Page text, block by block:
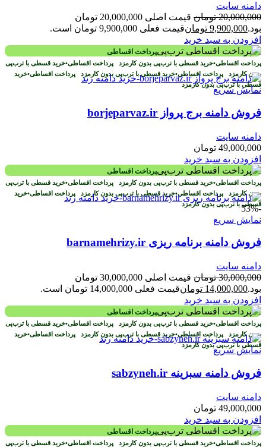
دامنه سایت
20,000,000 تومان
قیمت اصلی 20,000,000 تومان
بود.9,900,000 تومانقیمت فعلی 9,900,000 تومان است.
افزودن به سبد خرید
پرداخت اقساطی
پرداخت اقساطی•خرید قسطی با ترب‌پی بدون کارمزد پرداخت اقساطی•خرید قسطی با ترب‌پی
بدون کارمزد پرداخت اقساطی•خرید قسطی با ترب‌پی بدون کارمزد پرداخت اقساطی•خرید
قسطی با ترب‌پی بدون کارمزد
نمایش سریع
فروش دامنه برج پرواز borjeparvaz.ir
دامنه سایت
49,000,000 تومان
افزودن به سبد خرید
پرداخت اقساطی
پرداخت اقساطی•خرید قسطی با ترب‌پی بدون کارمزد پرداخت اقساطی•خرید قسطی با ترب‌پی
بدون کارمزد پرداخت اقساطی•خرید قسطی با ترب‌پی بدون کارمزد پرداخت اقساطی•خرید
قسطی با ترب‌پی بدون کارمزد
-53%
نمایش سریع
فروش دامنه برنامه ریزی barnamehrizy.ir
دامنه سایت
30,000,000 تومان
قیمت اصلی 30,000,000 تومان
بود.14,000,000 تومانقیمت فعلی 14,000,000 تومان است.
افزودن به سبد خرید
پرداخت اقساطی
پرداخت اقساطی•خرید قسطی با ترب‌پی بدون کارمزد پرداخت اقساطی•خرید قسطی با ترب‌پی
بدون کارمزد پرداخت اقساطی•خرید قسطی با ترب‌پی بدون کارمزد پرداخت اقساطی•خرید
قسطی با ترب‌پی بدون کارمزد
نمایش سریع
فروش دامنه سبزینه sabzyneh.ir
دامنه سایت
49,000,000 تومان
افزودن به سبد خرید
پرداخت اقساطی
پرداخت اقساطی•خرید قسطی با ترب‌پی بدون کارمزد پرداخت اقساطی•خرید قسطی با ترب‌پی